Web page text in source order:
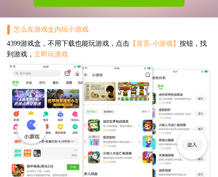
怎么在游戏盒内玩小游戏
4399游戏盒，不用下载也能玩游戏，点击【首页-小游戏】 按钮，找
到游戏， 立即玩游戏